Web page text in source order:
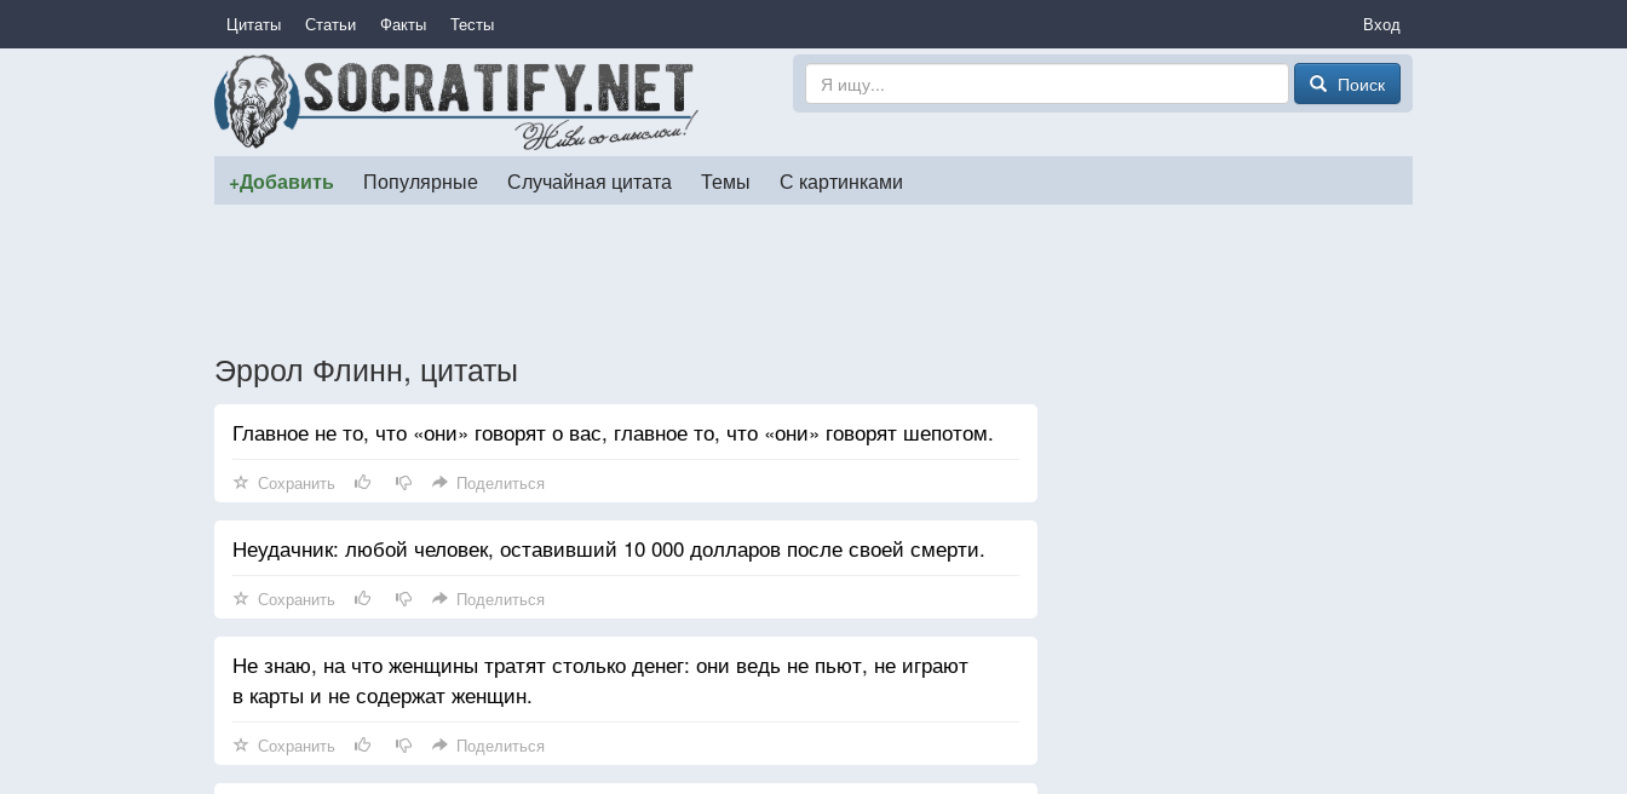
Цитаты Статьи Факты Тесты Вход
Поиск
+Добавить Популярные Случайная цитата Темы С картинками
Эррол Флинн, цитаты
Главное не то, что «они» говорят о вас, главное то, что «они» говорят шепотом.
Сохранить Поделиться
Неудачник: любой человек, оставивший 10 000 долларов после своей смерти.
Сохранить Поделиться
Не знаю, на что женщины тратят столько денег: они ведь не пьют, не играют
в карты и не содержат женщин.
Сохранить Поделиться